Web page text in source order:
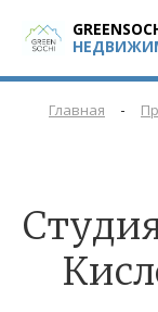
Главная -